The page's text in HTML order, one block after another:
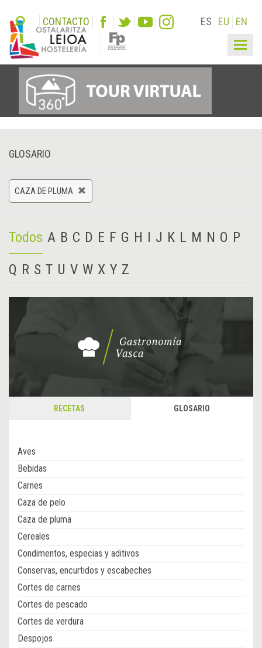
CONTACTO ES EU EN
GLOSARIO
CAZA DE PLUMA
Todos A B C D E F G H I J K L M N O P
Q R S T U V W X Y Z
RECETAS GLOSARIO
Aves
Bebidas
Carnes
Caza de pelo
Caza de pluma
Cereales
Condimentos, especias y aditivos
Conservas, encurtidos y escabeches
Cortes de carnes
Cortes de pescado
Cortes de verdura
Despojos